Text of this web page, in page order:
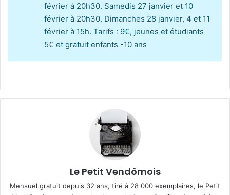
février à 20h30. Samedis 27 janvier et 10
février à 20h30. Dimanches 28 janvier, 4 et 11
février à 15h. Tarifs : 9€, jeunes et étudiants
5€ et gratuit enfants -10 ans
Le Petit Vendômois
Mensuel gratuit depuis 32 ans, tiré à 28 000 exemplaires, le Petit